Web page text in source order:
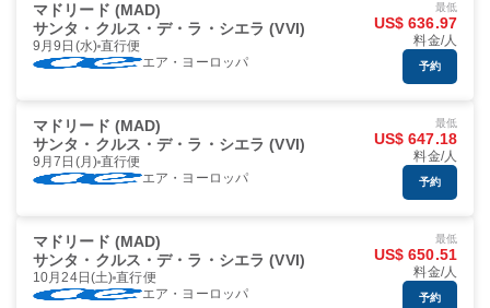
マドリード (MAD)
サンタ・クルス・デ・ラ・シエラ (VVI)
9月9日(水) 直行便
エア・ヨーロッパ
最低
US$ 636.97
料金/人
予約
マドリード (MAD)
サンタ・クルス・デ・ラ・シエラ (VVI)
9月7日(月) 直行便
エア・ヨーロッパ
最低
US$ 647.18
料金/人
予約
マドリード (MAD)
サンタ・クルス・デ・ラ・シエラ (VVI)
10月24日(土) 直行便
エア・ヨーロッパ
最低
US$ 650.51
料金/人
予約